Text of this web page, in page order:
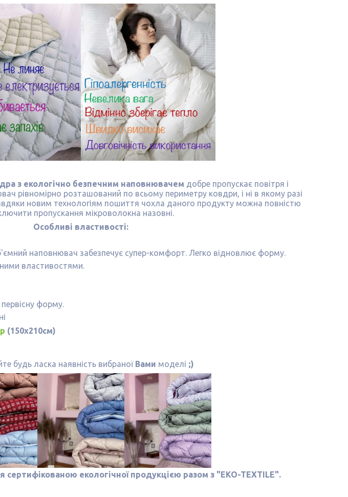
з екологічно безпечним наповнювачем добре пропускає повітря і
рівномірно розташований по всьому периметру ковдри, і ні в якому разі
новим технологіям пошиття чохла даного продукту можна повністю
пропускання мікроволокна назовні.
Особливі властивості:
наповнювач забезпечує супер-комфорт. Легко відновлює форму.
властивостями.
первісну форму.
(150х210см)
будь ласка наявність вибраної Вами моделі ;)
сертифікованою екологічної продукцією разом з "EKO-TEXTILE".